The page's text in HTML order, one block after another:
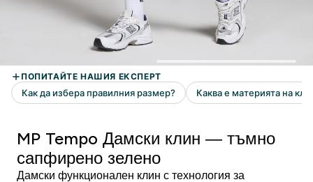
MP Tempo Дамски клин — тъмно
сапфирено зелено
Дамски функционален клин с технология за